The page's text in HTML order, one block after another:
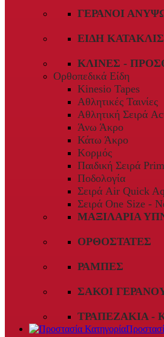
ΓΕΡΑΝΟΊ
ΕΊΔΗ
ΚΛΊΝΕΣ -
Ορθοπεδικά Είδη
Kinesio Tapes
Αθλητικές Ταινίες
Αθλητική Σειρά
Άνω Άκρο
Κάτω Άκρο
Κορμός
Παιδική Σειρά Prim
Ποδολογία
Σειρά Air Quick
Σειρά One Size -
ΜΑΞΙΛΆΡΙΑ
ΟΡΘΟΣΤΆΤΕΣ
ΡΆΜΠΕΣ
ΣΆΚΟΙ
ΤΡΑΠΕΖΆΚΙΑ -